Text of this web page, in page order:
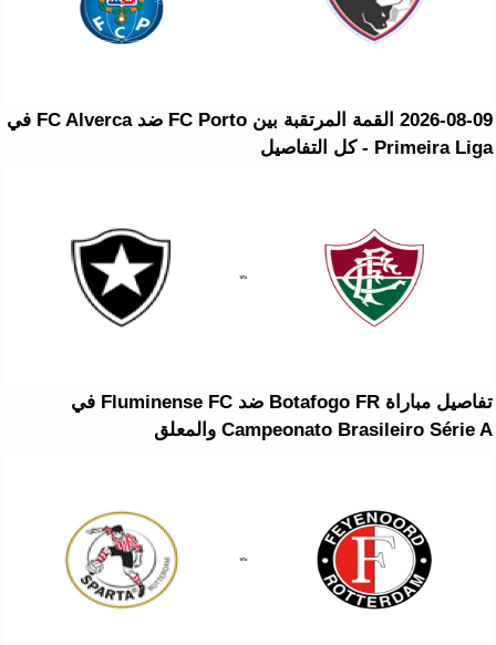
2026-08-09 القمة المرتقبة بين FC Porto ضد FC Alverca في
Primeira Liga - كل التفاصيل
تفاصيل مباراة Botafogo FR ضد Fluminense FC في
Campeonato Brasileiro Série A والمعلق